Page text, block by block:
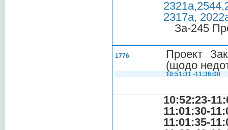
2317а,
За-245
1776
Проект
(щодо
10:51:31 -11:36:00
10:52:23-
11:01:30-
11:01:35-